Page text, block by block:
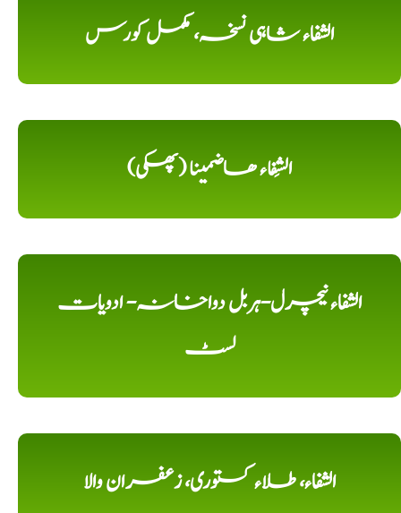
الشفاء شاہی نسخہ، مکمل کورس
الشِفاء ھاضمینا (پھکی)
الشفاء نیچرل-ہربل دواخانہ- ادویات
لسٹ
الشفاء، طلاء کستوری، زعفران والا